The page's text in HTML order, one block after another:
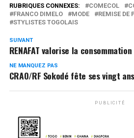
RUBRIQUES CONNEXES: COMECOL
FRANCO DIMELO
MODE
REMISE DE
STYLISTES TOGOLAIS
SUIVANT
RENAFAT valorise la
NE MANQUEZ PAS
CRAO/RF Sokodé fête ses vingt
PUBLICITÉ